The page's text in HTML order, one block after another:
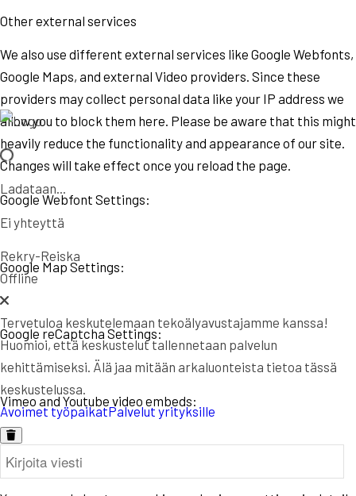
Ladataan...
Ei yhteyttä
Rekry-Reiska
Offline
Tervetuloa keskutelemaan tekoälyavustajamme kanssa!
Huomioi, että keskustelut tallennetaan palvelun
kehittämiseksi. Älä jaa mitään arkaluonteista tietoa tässä
keskustelussa.
Avoimet työpaikatPalvelut yrityksille
Other external services
We also use different external services like Google Webfonts,
Google Maps, and external Video providers. Since these
providers may collect personal data like your IP address we
allow you to block them here. Please be aware that this might
heavily reduce the functionality and appearance of our site.
Changes will take effect once you reload the page.
Google Webfont Settings:
Google Map Settings:
Google reCaptcha Settings:
Vimeo and Youtube video embeds:
Privacy Policy